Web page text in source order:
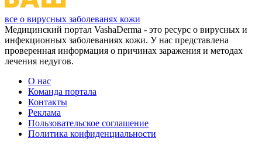
все о вирусных заболеванях кожи
Медицинский портал VashaDerma - это ресурс о вирусных и
инфекционных заболеваниях кожи. У нас представлена
проверенная информация о причинах заражения и методах
лечения недугов.
О нас
Команда портала
Контакты
Реклама
Пользовательское соглашение
Политика конфиденциальности